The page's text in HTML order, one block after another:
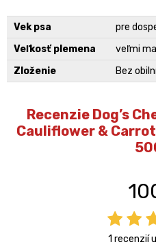
Vek psa
pre
Veľkosť plemena
veľmi
Zloženie
Bez
Recenzie Dog’s
Cauliflower & Carrot
1 recenzií